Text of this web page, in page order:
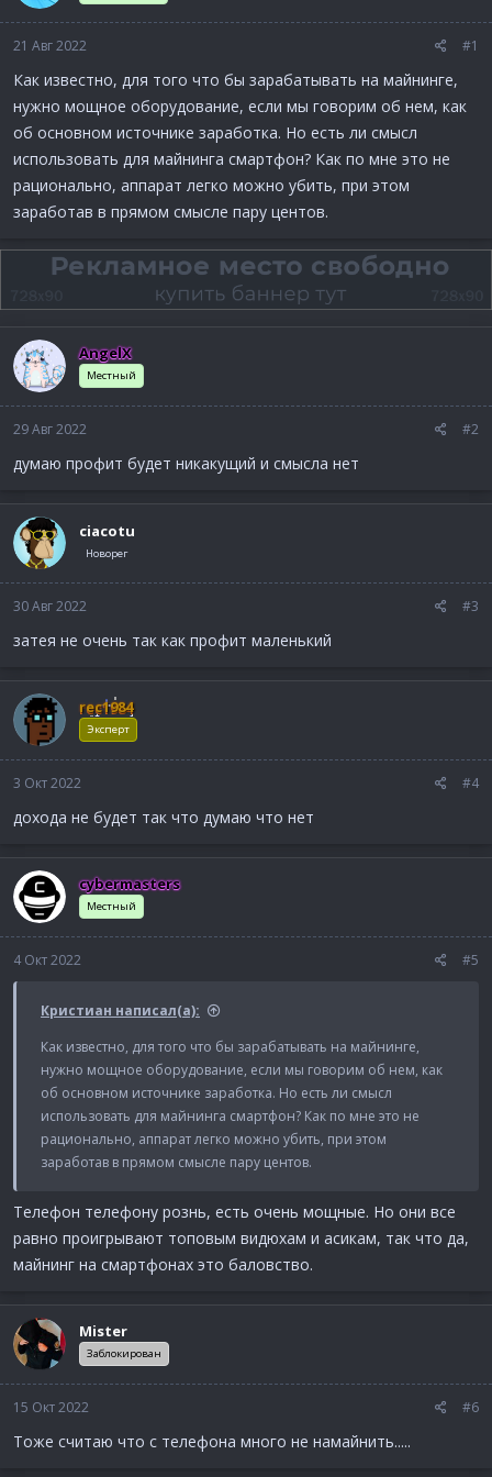
21 Авг 2022 #1
Как известно, для того что бы зарабатывать на майнинге,
нужно мощное оборудование, если мы говорим об нем, как
об основном источнике заработка. Но есть ли смысл
использовать для майнинга смартфон? Как по мне это не
рационально, аппарат легко можно убить, при этом
заработав в прямом смысле пару центов.
AngelX
Местный
29 Авг 2022 #2
думаю профит будет никакущий и смысла нет
ciacotu
Новорег
30 Авг 2022 #3
затея не очень так как профит маленький
rec1984
Эксперт
3 Окт 2022 #4
дохода не будет так что думаю что нет
cybermasters
Местный
4 Окт 2022 #5
Кристиан написал(а):
Как известно, для того что бы зарабатывать на майнинге,
нужно мощное оборудование, если мы говорим об нем, как
об основном источнике заработка. Но есть ли смысл
использовать для майнинга смартфон? Как по мне это не
рационально, аппарат легко можно убить, при этом
заработав в прямом смысле пару центов.
Телефон телефону рознь, есть очень мощные. Но они все
равно проигрывают топовым видюхам и асикам, так что да,
майнинг на смартфонах это баловство.
Mister
Заблокирован
15 Окт 2022 #6
Тоже считаю что с телефона много не намайнить.....